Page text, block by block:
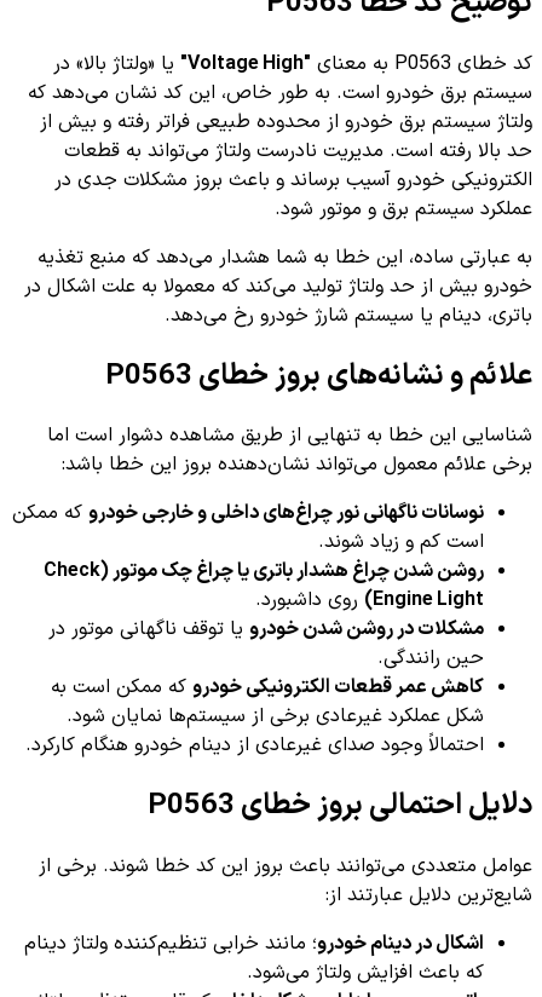
کد خطای P0563 به معنای "Voltage High"
یا «ولتاژ بالا» در
سیستم برق خودرو است. به طور خاص، این کد نشان می‌دهد که
ولتاژ سیستم برق خودرو از محدوده طبیعی فراتر رفته و بیش از
حد بالا رفته است. مدیریت نادرست ولتاژ می‌تواند به قطعات
الکترونیکی خودرو آسیب برساند و باعث بروز مشکلات جدی در
عملکرد سیستم برق و موتور شود.
به عبارتی ساده، این خطا به شما هشدار می‌دهد که منبع تغذیه
خودرو بیش از حد ولتاژ تولید می‌کند که معمولا به علت اشکال در
باتری، دینام یا سیستم شارژ خودرو رخ می‌دهد.
علائم و نشانه‌های بروز خطای P0563
شناسایی این خطا به تنهایی از طریق مشاهده دشوار است اما
برخی علائم معمول می‌تواند نشان‌دهنده بروز این خطا باشد:
نوسانات ناگهانی نور چراغ‌های داخلی و خارجی خودرو که ممکن
است کم و زیاد شوند.
روشن شدن چراغ هشدار باتری یا چراغ چک موتور (Check
Engine Light) روی داشبورد.
مشکلات در روشن شدن خودرو یا توقف ناگهانی موتور در
حین رانندگی.
کاهش عمر قطعات الکترونیکی خودرو که ممکن است به
شکل عملکرد غیرعادی برخی از سیستم‌ها نمایان شود.
احتمالاً وجود صدای غیرعادی از دینام خودرو هنگام کارکرد.
دلایل احتمالی بروز خطای P0563
عوامل متعددی می‌توانند باعث بروز این کد خطا شوند. برخی از
شایع‌ترین دلایل عبارتند از:
اشکال در دینام خودرو؛ مانند خرابی تنظیم‌کننده ولتاژ دینام
که باعث افزایش ولتاژ می‌شود.